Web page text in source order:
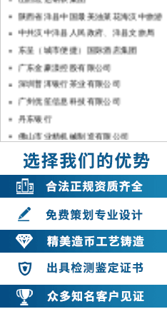
陕西省洋县中国最美油菜花海汉中旅游
文化节
中共汉中洋县人民政府、洋县文旅局
广东金豪漾控股有限公司
深圳普洱银行茶业有限公司
丹东银行
佛山市业精机械制造有限公司
兰州方大炭素新材料科技股份有限公司
上海暨轩生物医学科技有限公司
深圳宇宏集团
中国银行湛江分行
佛山市顺德农村商银行
中共汉滨区委
山东兆通科技有限公司
中共安康市委
山东长征教育科技有限公司